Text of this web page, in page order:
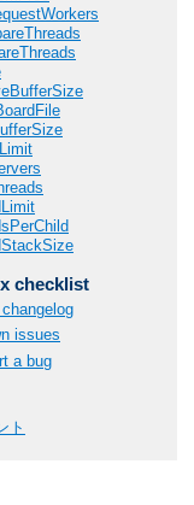
checklist
issues
a bug
ト